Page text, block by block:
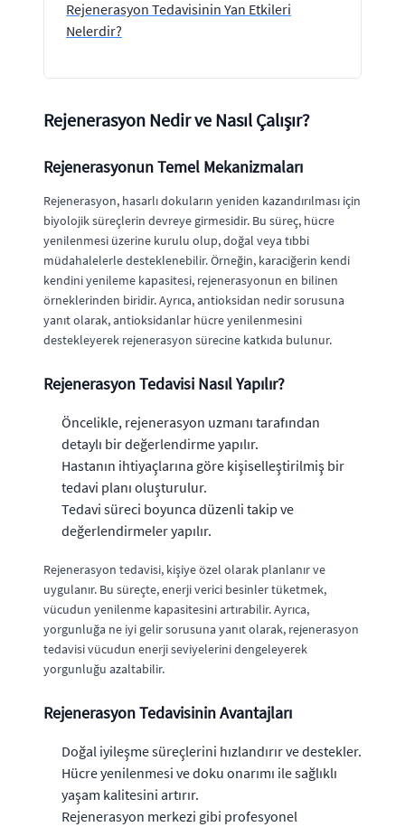
Rejenerasyon Tedavisinin Yan Etkileri
Nelerdir?
Rejenerasyon Nedir ve Nasıl Çalışır?
Rejenerasyonun Temel Mekanizmaları
Rejenerasyon, hasarlı dokuların yeniden kazandırılması için
biyolojik süreçlerin devreye girmesidir. Bu süreç, hücre
yenilenmesi üzerine kurulu olup, doğal veya tıbbi
müdahalelerle desteklenebilir. Örneğin, karaciğerin kendi
kendini yenileme kapasitesi, rejenerasyonun en bilinen
örneklerinden biridir. Ayrıca, antioksidan nedir sorusuna
yanıt olarak, antioksidanlar hücre yenilenmesini
destekleyerek rejenerasyon sürecine katkıda bulunur.
Rejenerasyon Tedavisi Nasıl Yapılır?
Öncelikle, rejenerasyon uzmanı tarafından
detaylı bir değerlendirme yapılır.
Hastanın ihtiyaçlarına göre kişiselleştirilmiş bir
tedavi planı oluşturulur.
Tedavi süreci boyunca düzenli takip ve
değerlendirmeler yapılır.
Rejenerasyon tedavisi, kişiye özel olarak planlanır ve
uygulanır. Bu süreçte, enerji verici besinler tüketmek,
vücudun yenilenme kapasitesini artırabilir. Ayrıca,
yorgunluğa ne iyi gelir sorusuna yanıt olarak, rejenerasyon
tedavisi vücudun enerji seviyelerini dengeleyerek
yorgunluğu azaltabilir.
Rejenerasyon Tedavisinin Avantajları
Doğal iyileşme süreçlerini hızlandırır ve destekler.
Hücre yenilenmesi ve doku onarımı ile sağlıklı
yaşam kalitesini artırır.
Rejenerasyon merkezi gibi profesyonel